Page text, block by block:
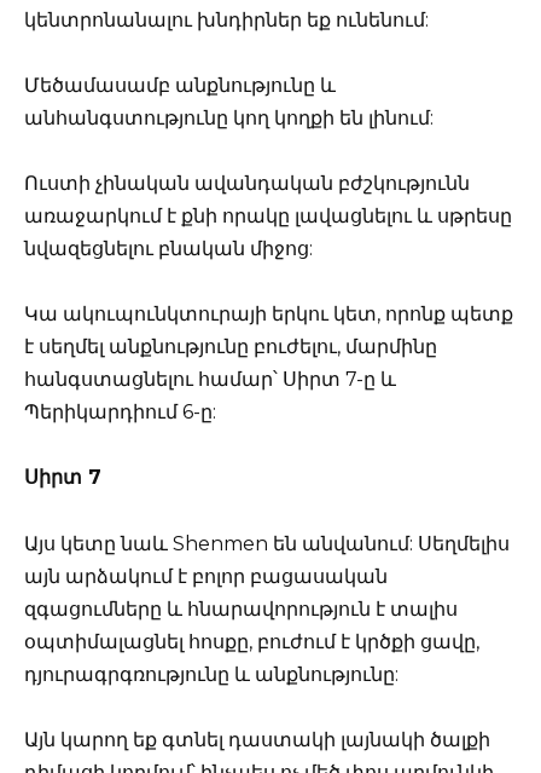
կենտրոնանալու խնդիրներ եք ունենում:
Մեծամասամբ անքնությունը և
անհանգստությունը կող կողքի են լինում:
Ուստի չինական ավանդական բժշկությունն
առաջարկում է քնի որակը լավացնելու և սթրեսը
նվազեցնելու բնական միջոց:
Կա ակուպունկտուրայի երկու կետ, որոնք պետք
է սեղմել անքնությունը բուժելու, մարմինը
հանգստացնելու համար՝ Սիրտ 7-ը և
Պերիկարդիում 6-ը:
Սիրտ 7
Այս կետը նաև Shenmen են անվանում: Սեղմելիս
այն արձակում է բոլոր բացասական
զգացումները և հնարավորություն է տալիս
օպտիմալացնել հոսքը, բուժում է կրծքի ցավը,
դյուրագրգռությունը և անքնությունը:
Այն կարող եք գտնել դաստակի լայնակի ծալքի